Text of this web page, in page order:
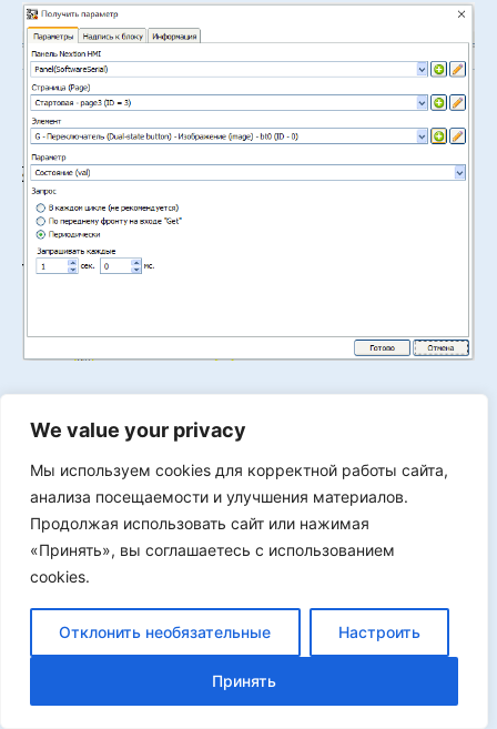
We value your privacy
Мы используем cookies для корректной работы сайта,
анализа посещаемости и улучшения материалов.
Продолжая использовать сайт или нажимая
«Принять», вы соглашаетесь с использованием
cookies.
Отклонить необязательные Настроить
Принять
состояния переключателя будем делать раз в
секунду.
Плата 9 – «Окончание редактирования
параметров».
На этой плате мы будем обрабатывать нажатие
кнопки «Готово» на странице редактирования
параметров.